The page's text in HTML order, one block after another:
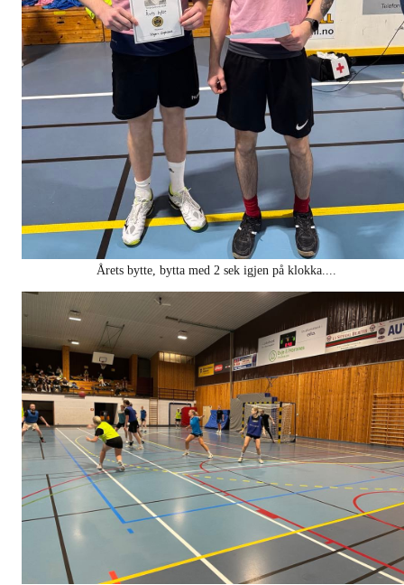
Årets bytte, bytta med 2 sek igjen på klokka....